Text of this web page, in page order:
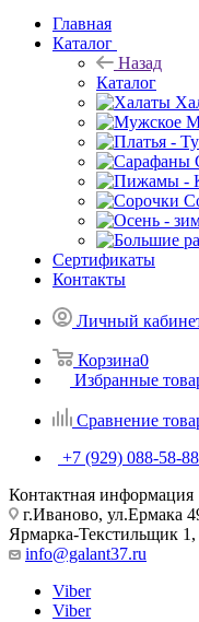
Главная
Каталог
Назад
Каталог
Сертификаты
Контакты
Личный
Корзина0
Избранные
Сравнение
+7 (929) 088-58-88
Контактная информация
г.Иваново, ул.Ермака
Ярмарка-Текстильщик
info@galant37.ru
Viber
Viber